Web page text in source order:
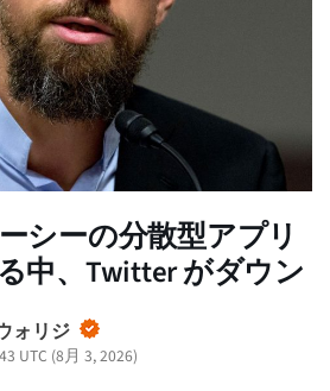
シーの分散型アプリ
中、Twitter がダウン
ォリジ
UTC (8月 3, 2026)